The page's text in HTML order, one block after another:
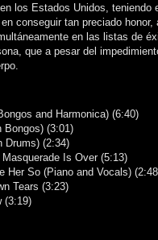
los Estados Unidos, teniendo
conseguir tan preciado
en las listas de
que a pesar del
and Harmonica) (6:40)
Bongos) (3:01)
Drums) (2:34)
Masquerade Is Over (5:13)
Her So (Piano and Vocals)
Tears (3:23)
(3:19)